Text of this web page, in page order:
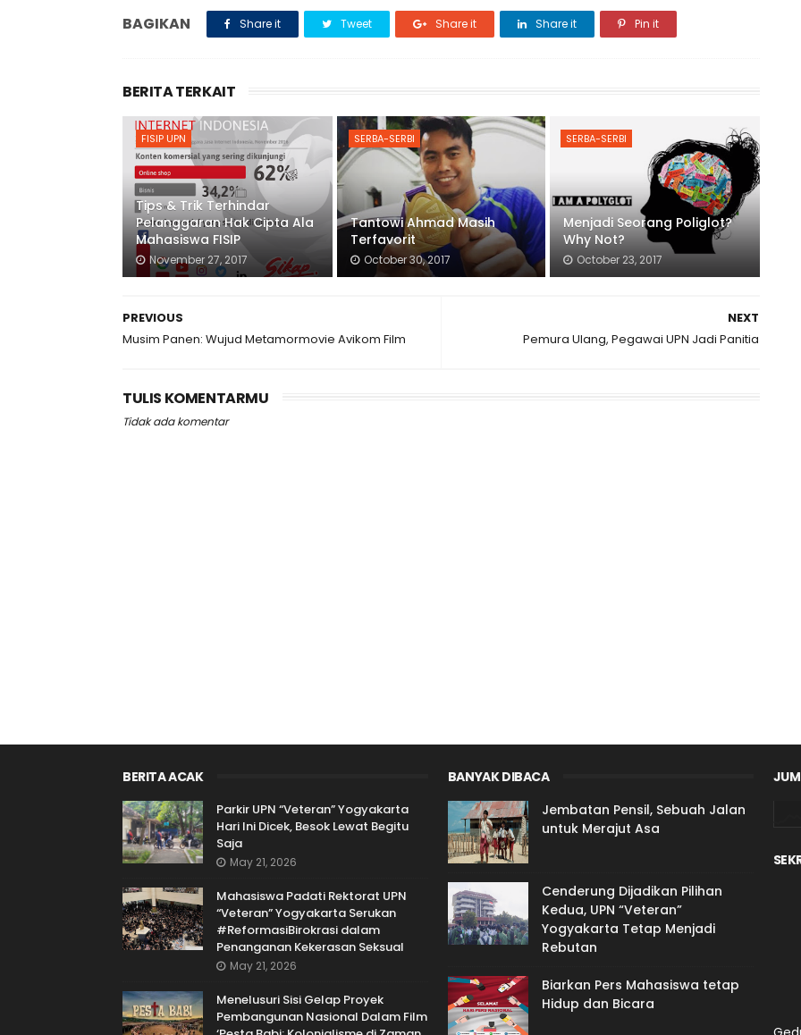
BAGIKAN Share it Tweet Share it Share it Pin it
BERITA TERKAIT
FISIP UPN
Tips & Trik Terhindar
Pelanggaran Hak Cipta Ala
Mahasiswa FISIP
November 27, 2017
SERBA-SERBI
Tantowi Ahmad Masih
Terfavorit
October 30, 2017
SERBA-SERBI
Menjadi Seorang Poliglot?
Why Not?
October 23, 2017
NEXT
Pemura Ulang, Pegawai UPN Jadi Panitia
PREVIOUS
Musim Panen: Wujud Metamormovie Avikom Film
TULIS KOMENTARMU
Tidak ada komentar
BERITA ACAK
Parkir UPN “Veteran” Yogyakarta
Hari Ini Dicek, Besok Lewat Begitu
Saja
May 21, 2026
Mahasiswa Padati Rektorat UPN
“Veteran” Yogyakarta Serukan
#ReformasiBirokrasi dalam
Penanganan Kekerasan Seksual
May 21, 2026
Menelusuri Sisi Gelap Proyek
Pembangunan Nasional Dalam Film
BANYAK DIBACA
Jembatan Pensil, Sebuah Jalan
untuk Merajut Asa
Cenderung Dijadikan Pilihan
Kedua, UPN “Veteran”
Yogyakarta Tetap Menjadi
Rebutan
Biarkan Pers Mahasiswa tetap
Hidup dan Bicara